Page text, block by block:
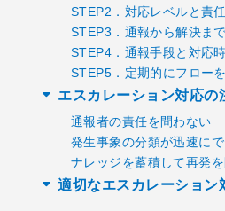
STEP2．対応レベルと責
STEP3．通報から解決ま
STEP4．通報手段と対応
STEP5．定期的にフロー
エスカレーション対応の
通報者の責任を問わない
発生事象の分類が迅速に
ナレッジを蓄積して再発
適切なエスカレーション